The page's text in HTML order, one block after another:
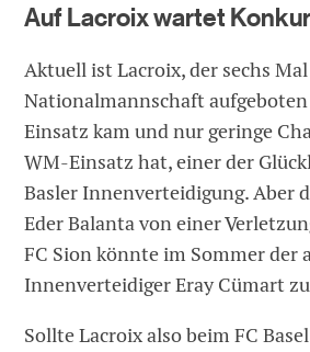
Auf Lacroix wartet
Aktuell ist Lacroix, der sechs
Nationalmannschaft
Einsatz kam und nur geringe
WM-Einsatz hat, einer der
Basler Innenverteidigung. Aber
Eder Balanta von einer
FC Sion könnte im Sommer der
Innenverteidiger Eray Cümart
Sollte Lacroix also beim FC